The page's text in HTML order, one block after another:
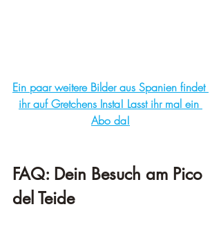
Ein paar weitere Bilder aus Spanien findet
ihr auf Gretchens Insta! Lasst ihr mal ein
Abo da!
FAQ: Dein Besuch am Pico
del Teide